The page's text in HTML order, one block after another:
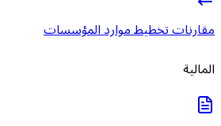
مقارنات تخطيط موارد المؤسسات
المالية